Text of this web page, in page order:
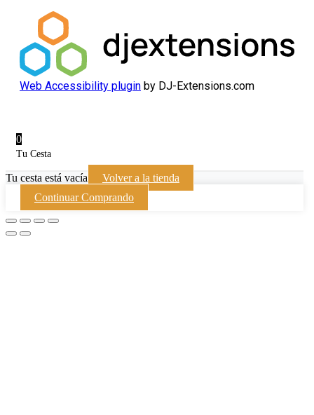
Web Accessibility plugin by DJ-Extensions.com
0
Tu Cesta
Tu cesta está vacía
Volver a la tienda
Continuar Comprando